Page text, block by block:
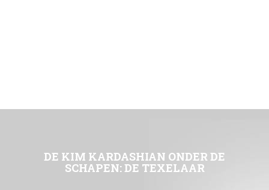
DE KIM KARDASHIAN ONDER DE
SCHAPEN: DE TEXELAAR